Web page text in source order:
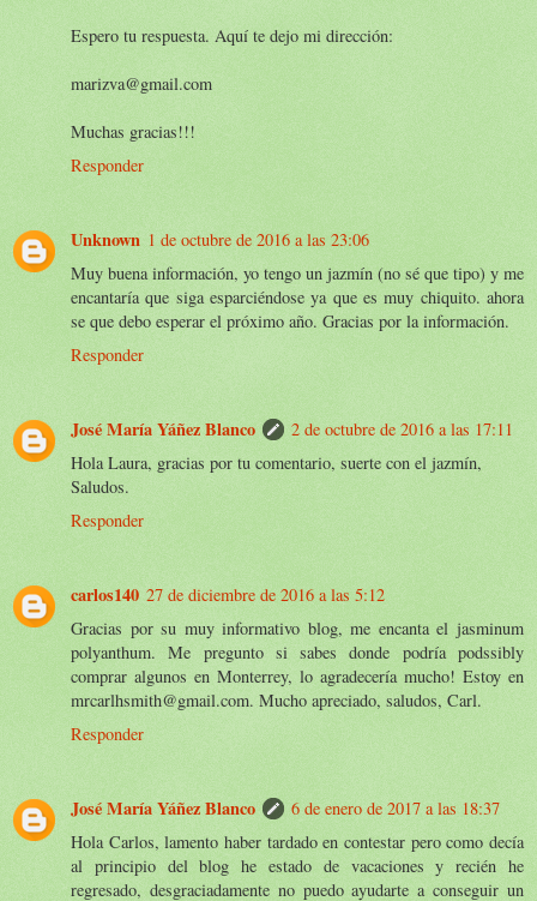
Espero tu respuesta. Aquí te dejo mi dirección:
marizva@gmail.com
Muchas gracias!!!
Responder
Unknown 1 de octubre de 2016 a las 23:06
Muy buena información, yo tengo un jazmín (no sé que tipo) y me
encantaría que siga esparciéndose ya que es muy chiquito. ahora
se que debo esperar el próximo año. Gracias por la información.
Responder
José María Yáñez Blanco
2 de octubre de 2016 a las 17:11
Hola Laura, gracias por tu comentario, suerte con el jazmín,
Saludos.
Responder
carlos140 27 de diciembre de 2016 a las 5:12
Gracias por su muy informativo blog, me encanta el jasminum
polyanthum. Me pregunto si sabes donde podría podssibly
comprar algunos en Monterrey, lo agradecería mucho! Estoy en
mrcarlhsmith@gmail.com. Mucho apreciado, saludos, Carl.
Responder
José María Yáñez Blanco
6 de enero de 2017 a las 18:37
Hola Carlos, lamento haber tardado en contestar pero como decía
al principio del blog he estado de vacaciones y recién he
regresado, desgraciadamente no puedo ayudarte a conseguir un